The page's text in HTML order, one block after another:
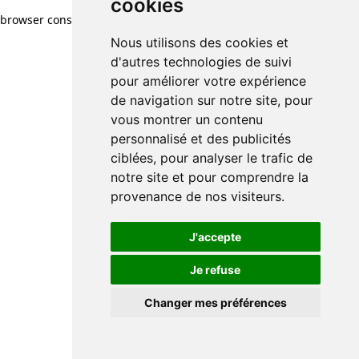
cookies
Nous utilisons des cookies et
d'autres technologies de suivi
pour améliorer votre expérience
de navigation sur notre site, pour
vous montrer un contenu
personnalisé et des publicités
ciblées, pour analyser le trafic de
notre site et pour comprendre la
provenance de nos visiteurs.
J'accepte
Je refuse
Changer mes préférences
browser console for more information)